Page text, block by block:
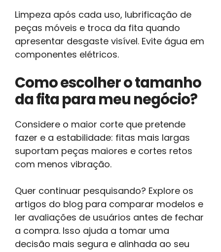
Limpeza após cada uso, lubrificação de
peças móveis e troca da fita quando
apresentar desgaste visível. Evite água em
componentes elétricos.
Como escolher o tamanho
da fita para meu negócio?
Considere o maior corte que pretende
fazer e a estabilidade: fitas mais largas
suportam peças maiores e cortes retos
com menos vibração.
Quer continuar pesquisando? Explore os
artigos do blog para comparar modelos e
ler avaliações de usuários antes de fechar
a compra. Isso ajuda a tomar uma
decisão mais segura e alinhada ao seu